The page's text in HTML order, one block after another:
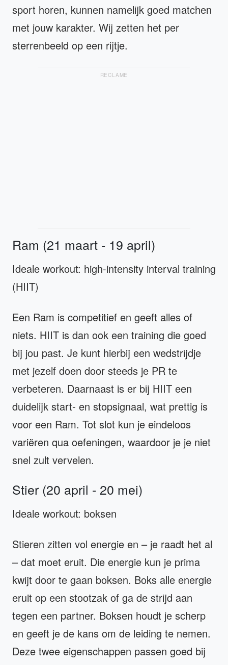
sport horen, kunnen namelijk goed matchen
met jouw karakter. Wij zetten het per
sterrenbeeld op een rijtje.
RECLAME
Ram (21 maart - 19 april)
Ideale workout: high-intensity interval training
(HIIT)
Een Ram is competitief en geeft alles of
niets. HIIT is dan ook een training die goed
bij jou past. Je kunt hierbij een wedstrijdje
met jezelf doen door steeds je PR te
verbeteren. Daarnaast is er bij HIIT een
duidelijk start- en stopsignaal, wat prettig is
voor een Ram. Tot slot kun je eindeloos
variëren qua oefeningen, waardoor je je niet
snel zult vervelen.
Stier (20 april - 20 mei)
Ideale workout: boksen
Stieren zitten vol energie en – je raadt het al
– dat moet eruit. Die energie kun je prima
kwijt door te gaan boksen. Boks alle energie
eruit op een stootzak of ga de strijd aan
tegen een partner. Boksen houdt je scherp
en geeft je de kans om de leiding te nemen.
Deze twee eigenschappen passen goed bij